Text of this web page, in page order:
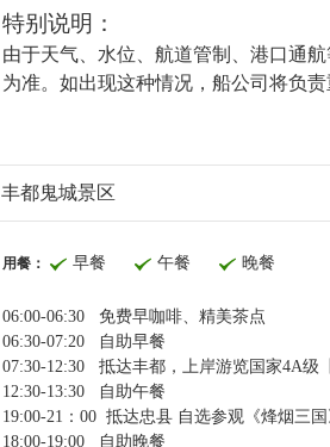
特别说明：
由于天气、水位、航道管制、港口通
为准。 如出现这种情况，船公司将负
丰都鬼城景区
用餐： 早餐 午餐 晚餐
06:00-06:30 免费早咖啡、精美茶点
06:30-07:20 自助早餐
07:30-12:30 抵达丰都， 上岸游览国家4A级
12:30-13:30 自助午餐
19:00-21：00 抵达忠县 自选参观《烽烟三
18:00-19:00 自助晚餐